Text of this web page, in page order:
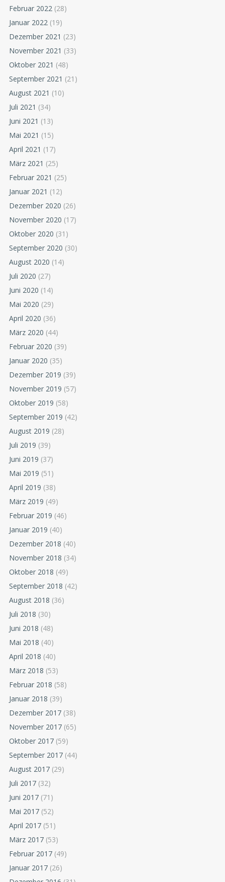
Februar 2022 (28)
Januar 2022 (19)
Dezember 2021 (23)
November 2021 (33)
Oktober 2021 (48)
September 2021 (21)
August 2021 (10)
Juli 2021 (34)
Juni 2021 (13)
Mai 2021 (15)
April 2021 (17)
März 2021 (25)
Februar 2021 (25)
Januar 2021 (12)
Dezember 2020 (26)
November 2020 (17)
Oktober 2020 (31)
September 2020 (30)
August 2020 (14)
Juli 2020 (27)
Juni 2020 (14)
Mai 2020 (29)
April 2020 (36)
März 2020 (44)
Februar 2020 (39)
Januar 2020 (35)
Dezember 2019 (39)
November 2019 (57)
Oktober 2019 (58)
September 2019 (42)
August 2019 (28)
Juli 2019 (39)
Juni 2019 (37)
Mai 2019 (51)
April 2019 (38)
März 2019 (49)
Februar 2019 (46)
Januar 2019 (40)
Dezember 2018 (40)
November 2018 (34)
Oktober 2018 (49)
September 2018 (42)
August 2018 (36)
Juli 2018 (30)
Juni 2018 (48)
Mai 2018 (40)
April 2018 (40)
März 2018 (53)
Februar 2018 (58)
Januar 2018 (39)
Dezember 2017 (38)
November 2017 (65)
Oktober 2017 (59)
September 2017 (44)
August 2017 (29)
Juli 2017 (32)
Juni 2017 (71)
Mai 2017 (52)
April 2017 (51)
März 2017 (53)
Februar 2017 (49)
Januar 2017 (26)